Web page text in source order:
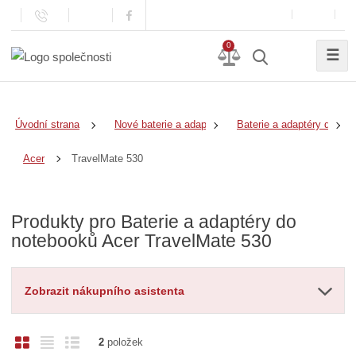
0
☰
Úvodní strana Nové baterie a adaptéry Baterie a adaptéry do
Acer TravelMate 530
Produkty pro Baterie a adaptéry do
notebooků Acer TravelMate 530
Zobrazit nákupního asistenta
O
Ř
2položek